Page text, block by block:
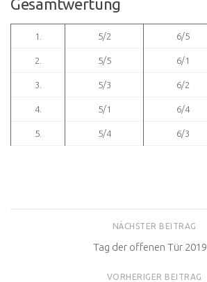
Gesamtwertung
1. 5/2 6/5
2. 5/5 6/1
3. 5/3 6/2
4. 5/1 6/4
5. 5/4 6/3
NÄCHSTER BEITRAG
Tag der offenen Tür 2019
VORHERIGER BEITRAG